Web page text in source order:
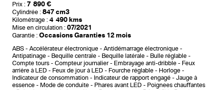
Prix : 7 890 €
Cylindrée : 847 cm3
Kilométrage : 4 490 kms
Mise en circulation : 07/2021
Garantie : Occasions Garanties 12 mois
ABS Accélérateur électronique
Antidémarrage électronique
Antipatinage
Bequille centrale Bequille latérale
Bulle réglable
Compte tours
Compteur journalier Embrayage anti-dribble
Feux
arrière à LED
Feux de jour à LED Fourche réglable
Horloge
Indicateur de consommation
Indicateur de rapport engagé
Jauge à
essence
Mode de conduite Phares avant LED
Poignees chauffantes